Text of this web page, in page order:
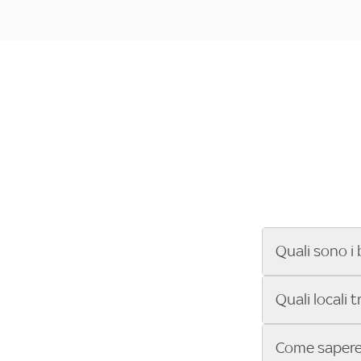
Quali sono i
Se cerchi un
ENILIVE, la
Sky Bar ti
Quali locali
Vuoi sapere
Come